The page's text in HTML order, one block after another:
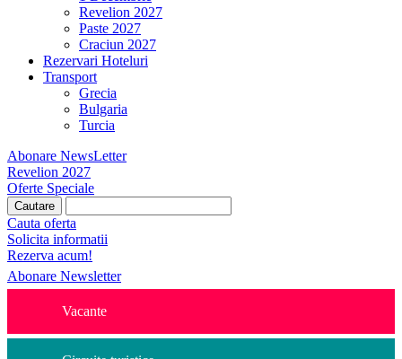
Revelion 2027
Paste 2027
Craciun 2027
Rezervari Hoteluri
Transport
Grecia
Bulgaria
Turcia
Abonare NewsLetter
Revelion 2027
Oferte Speciale
Cauta oferta
Solicita informatii
Rezerva acum!
Abonare Newsletter
Vacante